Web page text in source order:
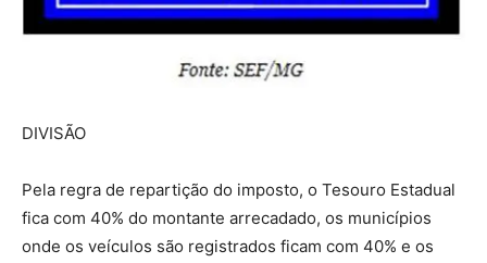
DIVISÃO
Pela regra de repartição do imposto, o Tesouro Estadual
fica com 40% do montante arrecadado, os municípios
onde os veículos são registrados ficam com 40% e os